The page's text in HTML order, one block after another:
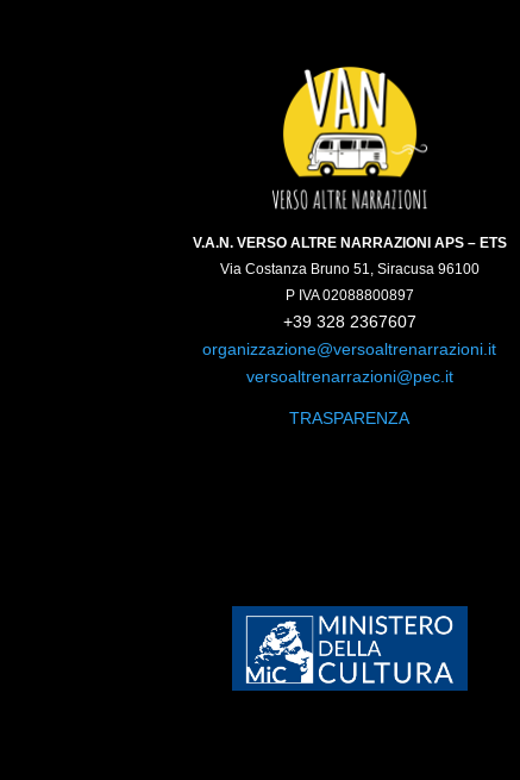
V.A.N. VERSO ALTRE NARRAZIONI APS – ETS
Via Costanza Bruno 51, Siracusa 96100
P IVA 02088800897
+39 328 2367607
organizzazione@versoaltrenarrazioni.it
versoaltrenarrazioni@pec.it
TRASPARENZA